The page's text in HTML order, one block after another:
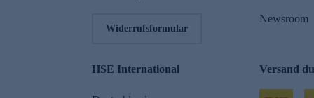
Widerrufsformular
Newsroom
HSE International Versand